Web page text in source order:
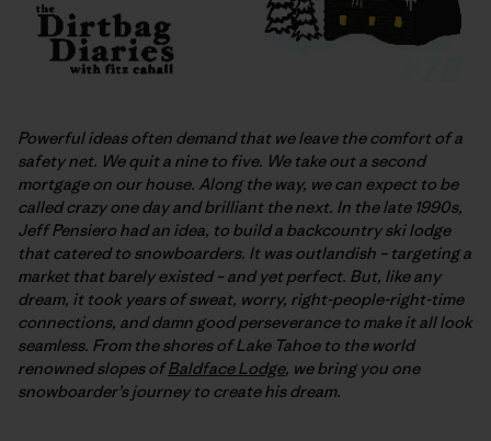
Powerful ideas often demand that we leave the comfort of a
safety net. We quit a nine to five. We take out a second
mortgage on our house. Along the way, we can expect to be
called crazy one day and brilliant the next. In the late 1990s,
Jeff Pensiero had an idea, to build a backcountry ski lodge
that catered to snowboarders. It was outlandish – targeting a
market that barely existed – and yet perfect. But, like any
dream, it took years of sweat, worry, right-people-right-time
connections, and damn good perseverance to make it all look
seamless. From the shores of Lake Tahoe to the world
renowned slopes ofBaldface Lodge, we bring you one
snowboarder’s journey to create his dream.